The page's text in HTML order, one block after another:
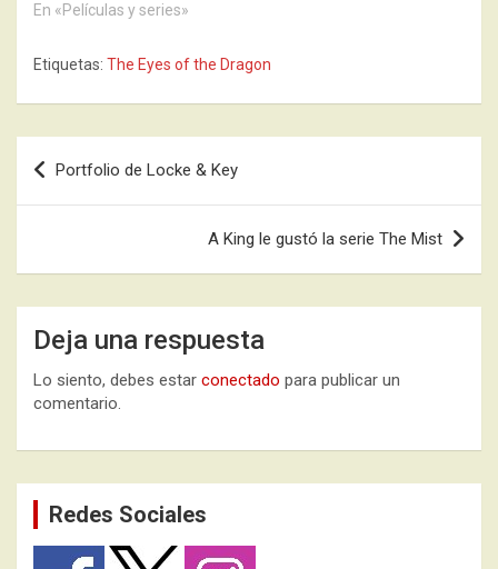
En «Películas y series»
Etiquetas: The Eyes of the Dragon
Navegación
de
Portfolio de Locke & Key
A King le gustó la serie The Mist
Deja una respuesta
Lo siento, debes estar conectado para publicar un
comentario.
Redes Sociales